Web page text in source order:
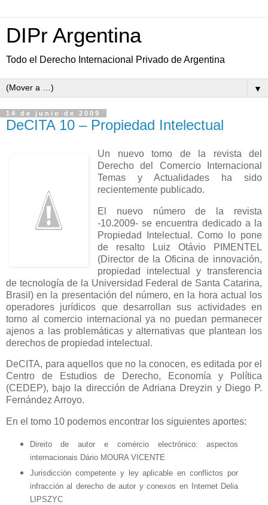
DIPr Argentina
Todo el Derecho Internacional Privado de Argentina
▼
14 de junio de 2009
DeCITA 10 – Propiedad Intelectual
Un nuevo tomo de la revista del
Derecho del Comercio Internacional
Temas y Actualidades ha sido
recientemente publicado.
El nuevo número de la revista
-10.2009- se encuentra dedicado a la
Propiedad Intelectual. Como lo pone
de resalto Luiz Otávio PIMENTEL
(Director de la Oficina de innovación,
propiedad intelectual y transferencia
de tecnología de la Universidad Federal de Santa Catarina,
Brasil) en la presentación del número, en la hora actual los
operadores jurídicos que desarrollan sus actividades en
torno al comercio internacional ya no puedan permanecer
ajenos a las problemáticas y alternativas que plantean los
derechos de propiedad intelectual.
DeCITA, para aquellos que no la conocen, es editada por el
Centro de Estudios de Derecho, Economía y Política
(CEDEP), bajo la dirección de Adriana Dreyzin y Diego P.
Fernández Arroyo.
En el tomo 10 podemos encontrar los siguientes aportes:
Direito de autor e comércio electrónico: aspectos
internacionais Dário MOURA VICENTE
Jurisdicción competente y ley aplicable en conflictos por
infracción al derecho de autor y conexos en Internet Delia
LIPSZYC